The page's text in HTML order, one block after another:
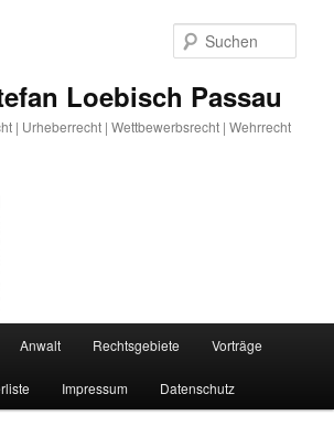
Loebisch Passau
| Urheberrecht | Wettbewerbsrecht | Wehrrecht
Anwalt Rechtsgebiete Vorträge
Impressum Datenschutz